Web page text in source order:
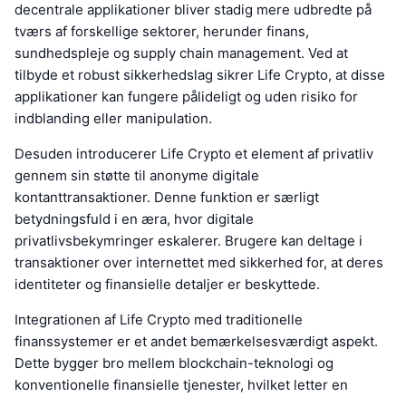
decentrale applikationer bliver stadig mere udbredte på
tværs af forskellige sektorer, herunder finans,
sundhedspleje og supply chain management. Ved at
tilbyde et robust sikkerhedslag sikrer Life Crypto, at disse
applikationer kan fungere pålideligt og uden risiko for
indblanding eller manipulation.
Desuden introducerer Life Crypto et element af privatliv
gennem sin støtte til anonyme digitale
kontanttransaktioner. Denne funktion er særligt
betydningsfuld i en æra, hvor digitale
privatlivsbekymringer eskalerer. Brugere kan deltage i
transaktioner over internettet med sikkerhed for, at deres
identiteter og finansielle detaljer er beskyttede.
Integrationen af Life Crypto med traditionelle
finanssystemer er et andet bemærkelsesværdigt aspekt.
Dette bygger bro mellem blockchain-teknologi og
konventionelle finansielle tjenester, hvilket letter en